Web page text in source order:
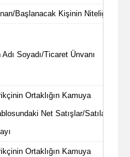
Başlanacak Kişinin Niteliği
Soyadı/Ticaret Ünvanı
Ortaklığın Kamuya
Net Satışlar/Satılan
Ortaklığın Kamuya